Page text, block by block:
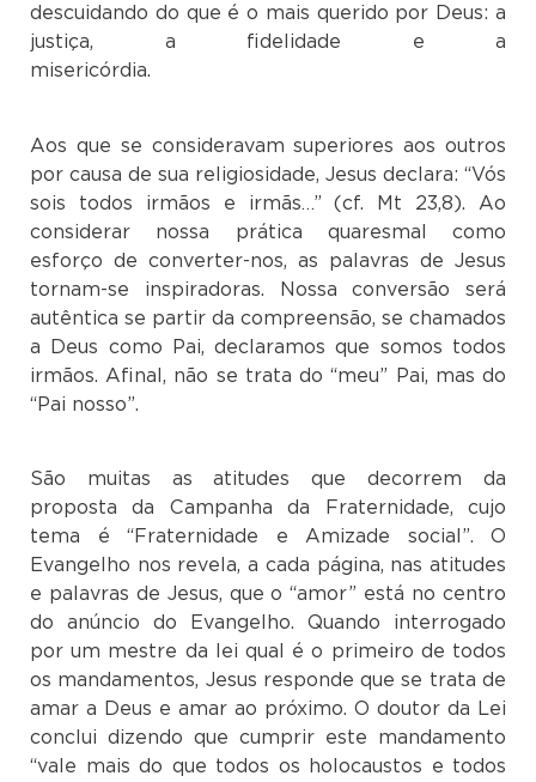
descuidando do que é o mais querido por Deus: a
justiça, a fidelidade e a
Aos que se consideravam superiores aos outros
por causa de sua religiosidade, Jesus declara: “Vós
sois todos irmãos e irmãs…” (cf. Mt 23,8). Ao
considerar nossa prática quaresmal como
esforço de converter-nos, as palavras de Jesus
tornam-se inspiradoras. Nossa conversão será
autêntica se partir da compreensão, se chamados
a Deus como Pai, declaramos que somos todos
irmãos. Afinal, não se trata do “meu” Pai, mas do
“Pai nosso”.
São muitas as atitudes que decorrem da
proposta da Campanha da Fraternidade, cujo
tema é “Fraternidade e Amizade social”. O
Evangelho nos revela, a cada página, nas atitudes
e palavras de Jesus, que o “amor” está no centro
do anúncio do Evangelho. Quando interrogado
por um mestre da lei qual é o primeiro de todos
os mandamentos, Jesus responde que se trata de
amar a Deus e amar ao próximo. O doutor da Lei
conclui dizendo que cumprir este mandamento
“vale mais do que todos os holocaustos e todos